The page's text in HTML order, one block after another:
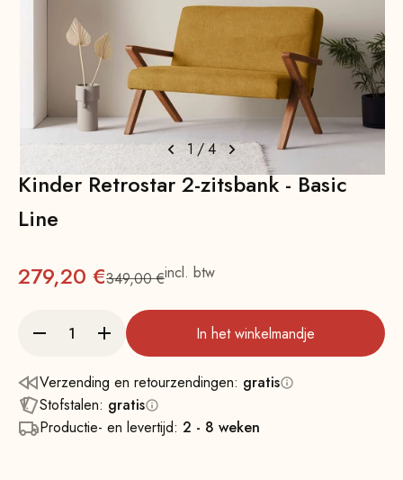
1 /4
Kinder Retrostar 2-zitsbank - Basic
Line
Aanbieding
279,20 €Normale
349,00 €incl. btw
In het winkelmandje
Verzending en retourzendingen: gratis
Stofstalen: gratis
Productie- en levertijd: 2 - 8 weken